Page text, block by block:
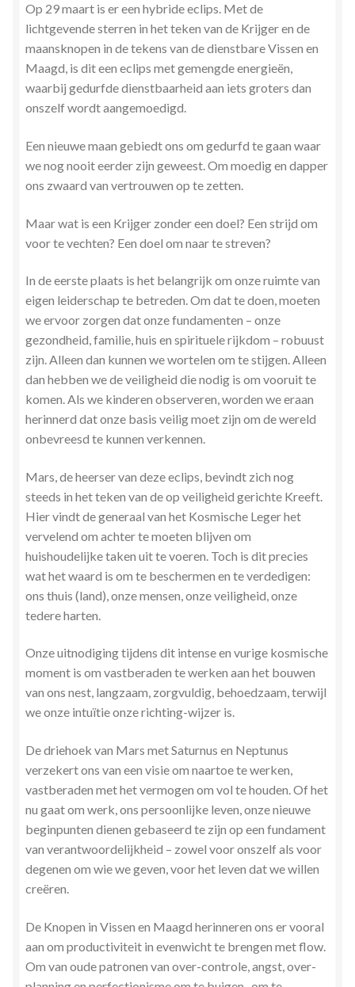
Transactionele Analyse
Verbinden en Transformeren met 17 Archeia en hun
Tweelingvlam
Wie ben ik
Winkelwagen
Zielsgeoriënteerde Jobcoaching
Op 29 maart is er een hybride eclips. Met de
lichtgevende sterren in het teken van de Krijger en de
maansknopen in de tekens van de dienstbare Vissen en
Maagd, is dit een eclips met gemengde energieën,
waarbij gedurfde dienstbaarheid aan iets groters dan
onszelf wordt aangemoedigd.
Een nieuwe maan gebiedt ons om gedurfd te gaan waar
we nog nooit eerder zijn geweest. Om moedig en dapper
ons zwaard van vertrouwen op te zetten.
Maar wat is een Krijger zonder een doel? Een strijd om
voor te vechten? Een doel om naar te streven?
In de eerste plaats is het belangrijk om onze ruimte van
eigen leiderschap te betreden. Om dat te doen, moeten
we ervoor zorgen dat onze fundamenten – onze
gezondheid, familie, huis en spirituele rijkdom – robuust
zijn. Alleen dan kunnen we wortelen om te stijgen. Alleen
dan hebben we de veiligheid die nodig is om vooruit te
komen. Als we kinderen observeren, worden we eraan
herinnerd dat onze basis veilig moet zijn om de wereld
onbevreesd te kunnen verkennen.
Mars, de heerser van deze eclips, bevindt zich nog
steeds in het teken van de op veiligheid gerichte Kreeft.
Hier vindt de generaal van het Kosmische Leger het
vervelend om achter te moeten blijven om
huishoudelijke taken uit te voeren. Toch is dit precies
wat het waard is om te beschermen en te verdedigen:
ons thuis (land), onze mensen, onze veiligheid, onze
tedere harten.
Onze uitnodiging tijdens dit intense en vurige kosmische
moment is om vastberaden te werken aan het bouwen
van ons nest, langzaam, zorgvuldig, behoedzaam, terwijl
we onze intuïtie onze richting-wijzer is.
De driehoek van Mars met Saturnus en Neptunus
verzekert ons van een visie om naartoe te werken,
vastberaden met het vermogen om vol te houden. Of het
nu gaat om werk, ons persoonlijke leven, onze nieuwe
beginpunten dienen gebaseerd te zijn op een fundament
van verantwoordelijkheid – zowel voor onszelf als voor
degenen om wie we geven, voor het leven dat we willen
creëren.
De Knopen in Vissen en Maagd herinneren ons er vooral
aan om productiviteit in evenwicht te brengen met flow.
Om van oude patronen van over-controle, angst, over-